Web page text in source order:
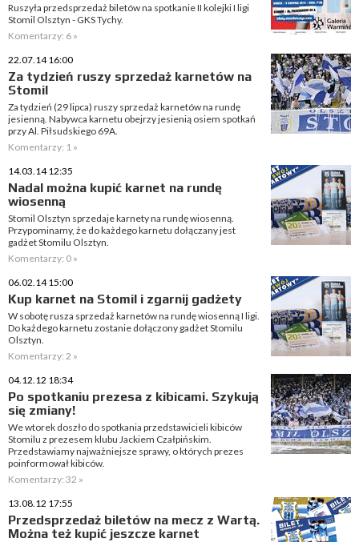
Ruszyła przedsprzedaż biletów na spotkanie II kolejki I ligi
Stomil Olsztyn - GKS Tychy.
Komentarzy: 6 »
22.07.14 16:00
Za tydzień ruszy sprzedaż karnetów na
Stomil
Za tydzień (29 lipca) ruszy sprzedaż karnetów na rundę
jesienną. Nabywca karnetu obejrzy jesienią osiem spotkań
przy Al. Piłsudskiego 69A.
Komentarzy: 1 »
14.03.14 12:35
Nadal można kupić karnet na rundę
wiosenną
Stomil Olsztyn sprzedaje karnety na rundę wiosenną.
Przypominamy, że do każdego karnetu dołączany jest
gadżet Stomilu Olsztyn.
Komentarzy: 0 »
06.02.14 15:00
Kup karnet na Stomil i zgarnij gadżety
W sobotę rusza sprzedaż karnetów na rundę wiosenną I ligi.
Do każdego karnetu zostanie dołączony gadżet Stomilu
Olsztyn.
Komentarzy: 2 »
04.12.12 18:34
Po spotkaniu prezesa z kibicami. Szykują
się zmiany!
We wtorek doszło do spotkania przedstawicieli kibiców
Stomilu z prezesem klubu Jackiem Czałpińskim.
Przedstawiamy najważniejsze sprawy, o których prezes
poinformował kibiców.
Komentarzy: 32 »
13.08.12 17:55
Przedsprzedaż biletów na mecz z Wartą.
Można też kupić jeszcze karnet